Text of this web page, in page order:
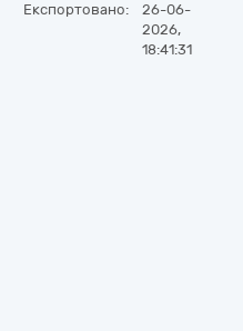
Експортовано:
26-06-
2026,
18:41:31